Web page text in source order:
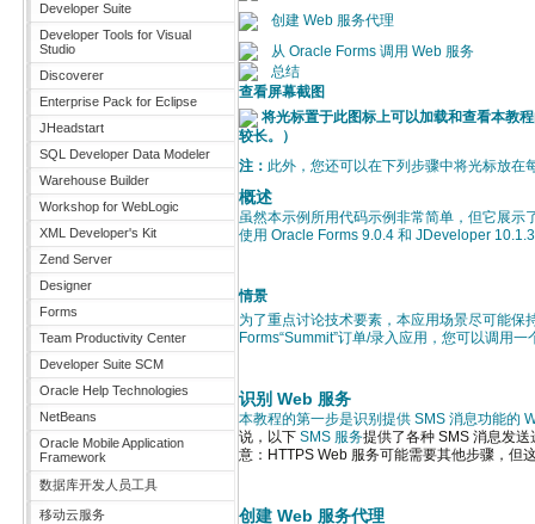
Developer Suite
Developer Tools for Visual
Studio
Discoverer
Enterprise Pack for Eclipse
JHeadstart
SQL Developer Data Modeler
Warehouse Builder
Workshop for WebLogic
XML Developer's Kit
Zend Server
Designer
Forms
Team Productivity Center
Developer Suite SCM
Oracle Help Technologies
NetBeans
Oracle Mobile Application
Framework
数据库开发人员工具
移动云服务
创建 Web 服务代理
从 Oracle Forms 调用 Web 服务
总结
查看屏幕截图
将光标置于此图标上可以加载和查看本教
较长。）
注： 此外，您还可以在下列步骤中将光标放在
概述
虽然本示例所用代码示例非常简单，但它展
使用 Oracle Forms 9.0.4 和 JDeveloper
情景
为了重点讨论技术要素，本应用场景尽可能保
Forms“Summit”订单/录入应用，您可以调用
识别 Web 服务
本教程的第一步是识别提供 SMS 消息功能的
说，以下 SMS 服务提供了各种 SMS 消息发
意：HTTPS Web 服务可能需要其他步骤，但
创建 Web 服务代理